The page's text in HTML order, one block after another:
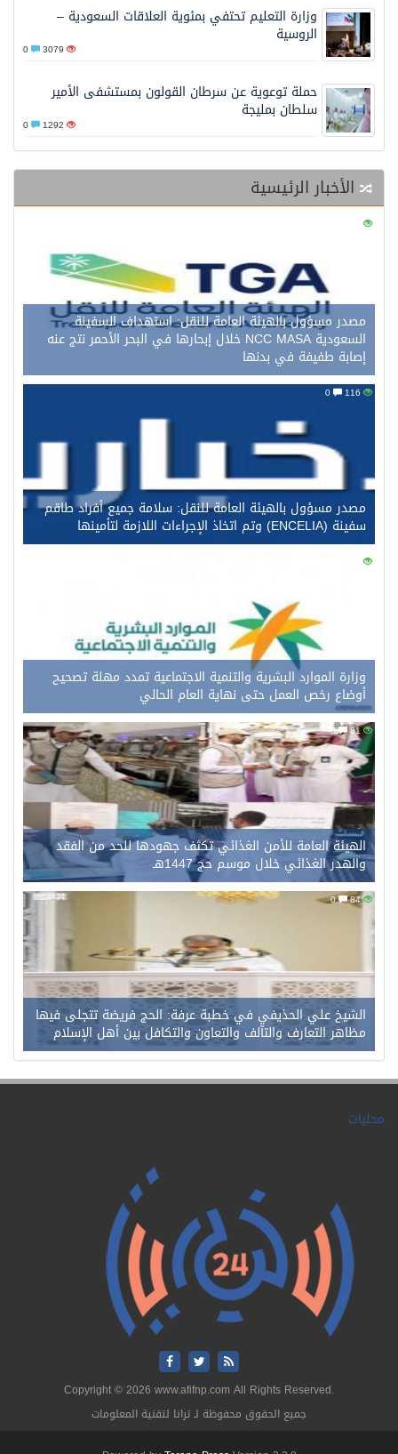
وزارة التعليم تحتفي بمئوية العلاقات السعودية –
الروسية
3079
حملة توعوية عن سرطان القولون بمستشفى الأمير
سلطان بمليجة
1292
الأخبار الرئيسية
130
مصدر مسؤول بالهيئة العامة للنقل: استهداف السفينة
السعودية NCC MASA خلال إبحارها في البحر الأحمر نتج عنه
إصابة طفيفة في بدنها
مصدر مسؤول بالهيئة العامة للنقل: سلامة جميع أفراد طاقم
سفينة (ENCELIA) وتم اتخاذ الإجراءات اللازمة لتأمينها
101
وزارة الموارد البشرية والتنمية الاجتماعية تمدد مهلة تصحيح
أوضاع رخص العمل حتى نهاية العام الحالي
81
0
الهيئة العامة للأمن الغذائي تكثف جهودها للحد من الفقد
والهدر الغذائي خلال موسم حج 1447هـ
84
0
الشيخ علي الحذيفي في خطبة عرفة: الحج فريضة تتجلى فيها
مظاهر التعارف والتآلف والتعاون والتكافل بين أهل الإسلام
محليات
Copyright © 2026 www.afifnp.com All Rights Reserved.
جميع الحقوق محفوظة لـ ترانا لتقنية المعلومات